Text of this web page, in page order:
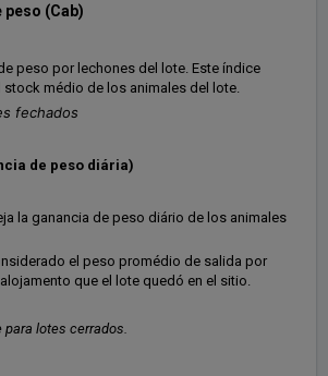
peso (Cab)
peso por lechones del lote. Este índice
médio de los animales del lote.
fechados
de peso diária)
la ganancia de peso diário de los animales
el peso promédio de salida por
que el lote quedó en el sitio.
lotes cerrados.